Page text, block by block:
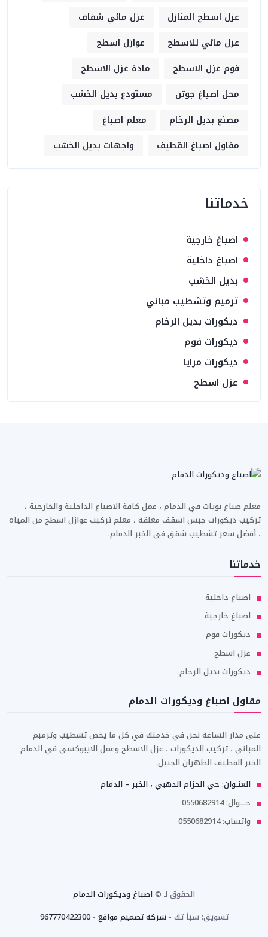
عزل اسطح المنازل
عزل مائي شفاف
عزل مائي للاسطح
عوازل اسطح
فوم عزل الاسطح
مادة عزل الاسطح
محل اصباغ جوتن
مستودع بديل الخشب
مصنع بديل الرخام
معلم اصباغ
مقاول اصباغ القطيف
واجهات بديل الخشب
خدماتنا
اصباغ خارجية
اصباغ داخلية
بديل الخشب
ترميم وتشطيب مباني
ديكورات بديل الرخام
ديكورات فوم
ديكورات مرايا
عزل اسطح
معلم صباغ بويات في الدمام ، عمل كافة الاصباغ الداخلية والخارجية ،
تركيب ديكورات جبس اسقف معلقة ، معلم تركيب عوازل اسطح من المياه
، أفضل سعر تشطيب شقق في الخبر الدمام.
خدماتنا
اصباغ داخلية
اصباغ خارجية
ديكورات فوم
عزل اسطح
ديكورات بديل الرخام
مقاول اصباغ وديكورات الدمام
على مدار الساعة نحن في خدمتك في كل ما يخص تشطيب وترميم
المباني ، تركيب الديكورات ، عزل الاسطح وعمل الايبوكسي في الدمام
الخبر القطيف الظهران الجبيل.
العنــوان: حي الحزام الذهبي ، الخبر – الدمام
جـــــوال: 0550682914
واتساب: 0550682914
الحقوق لـ ©اصباغ وديكورات الدمام
تسويق: سبأ تك -شركة تصميم مواقع -
967770422300